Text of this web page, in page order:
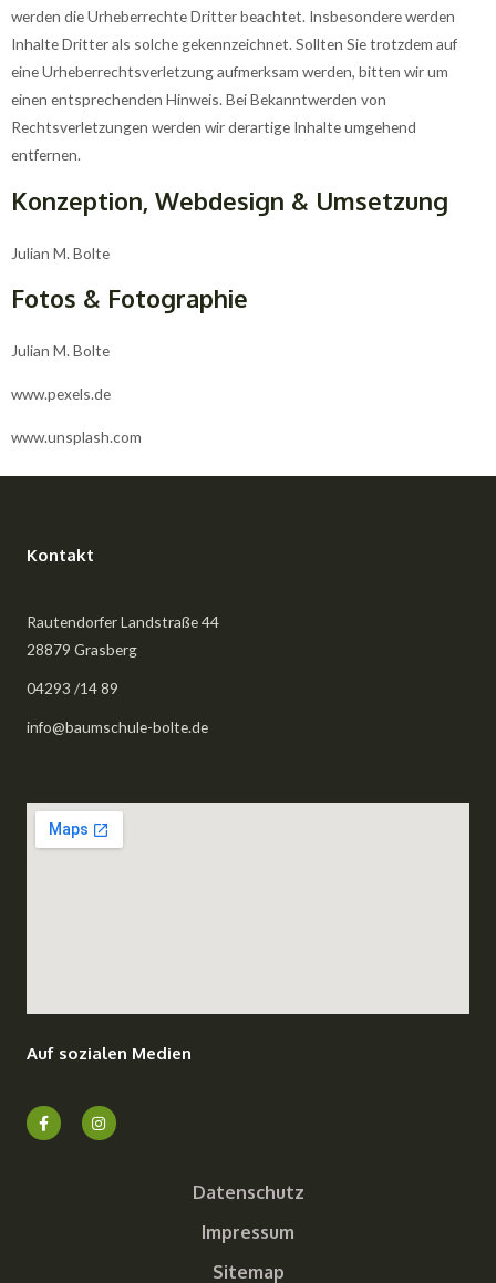
werden die Urheberrechte Dritter beachtet. Insbesondere werden
Inhalte Dritter als solche gekennzeichnet. Sollten Sie trotzdem auf
eine Urheberrechtsverletzung aufmerksam werden, bitten wir um
einen entsprechenden Hinweis. Bei Bekanntwerden von
Rechtsverletzungen werden wir derartige Inhalte umgehend
entfernen.
Konzeption, Webdesign & Umsetzung
Julian M. Bolte
Fotos & Fotographie
Julian M. Bolte
www.pexels.de
www.unsplash.com
Kontakt
Rautendorfer Landstraße 44
28879 Grasberg
04293 /14 89
info@baumschule-bolte.de
Auf sozialen Medien
Datenschutz
Impressum
Sitemap